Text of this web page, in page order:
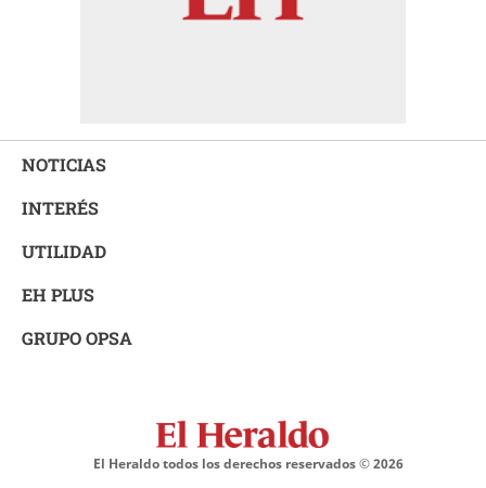
NOTICIAS
INTERÉS
UTILIDAD
EH PLUS
GRUPO OPSA
El Heraldo todos los derechos reservados ©2026